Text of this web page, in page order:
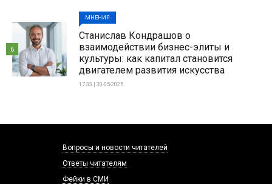
МНЕНИЯ
Станислав Кондрашов о
взаимодействии бизнес-элиты и
культуры: как капитал становится
двигателем развития искусства
17:33 | 30-05-2025
6
Вопросы и новости читателей
Ответы читателям
Фейки в СМИ